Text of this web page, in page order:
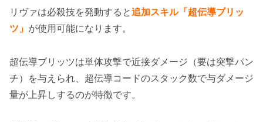
リヴァは必殺技を発動すると追加スキル「超伝導ブリッ
ツ」 が使用可能になります。
超伝導ブリッツは単体攻撃で近接ダメージ（要は突撃パン
チ）を与えられ、超伝導コードのスタック数で与ダメージ
量が上昇しするのが特徴です。